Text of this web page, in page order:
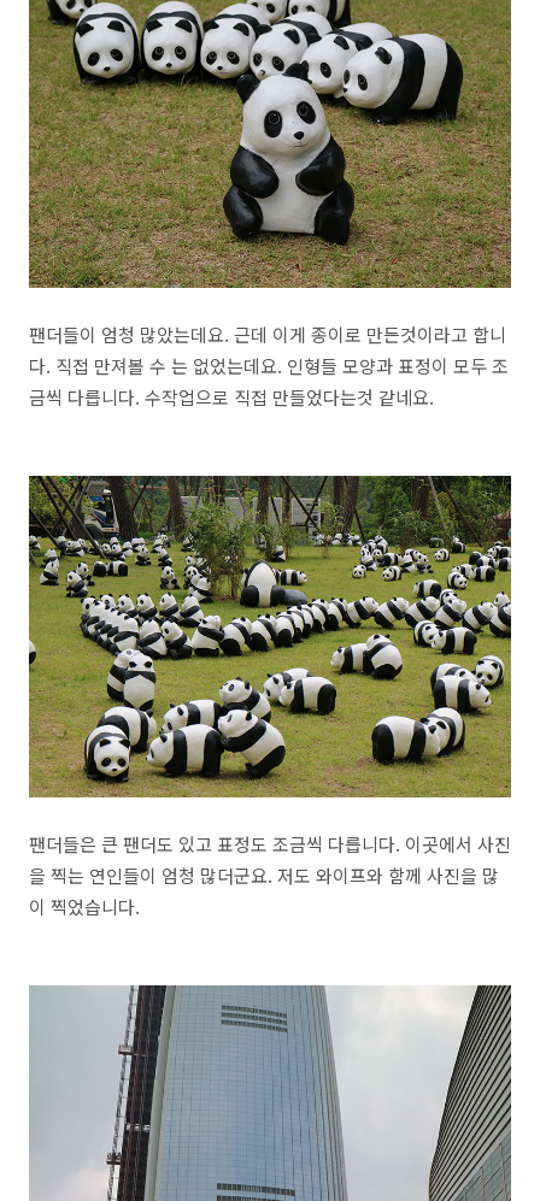
팬더들이 엄청 많았는데요. 근데 이게 종이로 만든것이라고 합니
다. 직접 만져볼 수 는 없었는데요. 인형들 모양과 표정이 모두 조
금씩 다릅니다. 수작업으로 직접 만들었다는것 같네요.
팬더들은 큰 팬더도 있고 표정도 조금씩 다릅니다. 이곳에서 사진
을 찍는 연인들이 엄청 많더군요. 저도 와이프와 함께 사진을 많
이 찍었습니다.